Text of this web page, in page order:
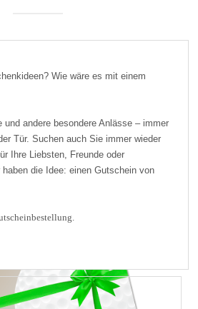
Wie wäre es mit einem
und andere besondere Anlässe – immer
Tür. Suchen auch Sie immer wieder
Ihre Liebsten, Freunde oder
die Idee: einen Gutschein von